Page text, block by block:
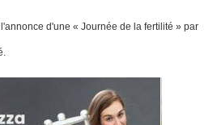
d'une « Journée de la fertilité » par